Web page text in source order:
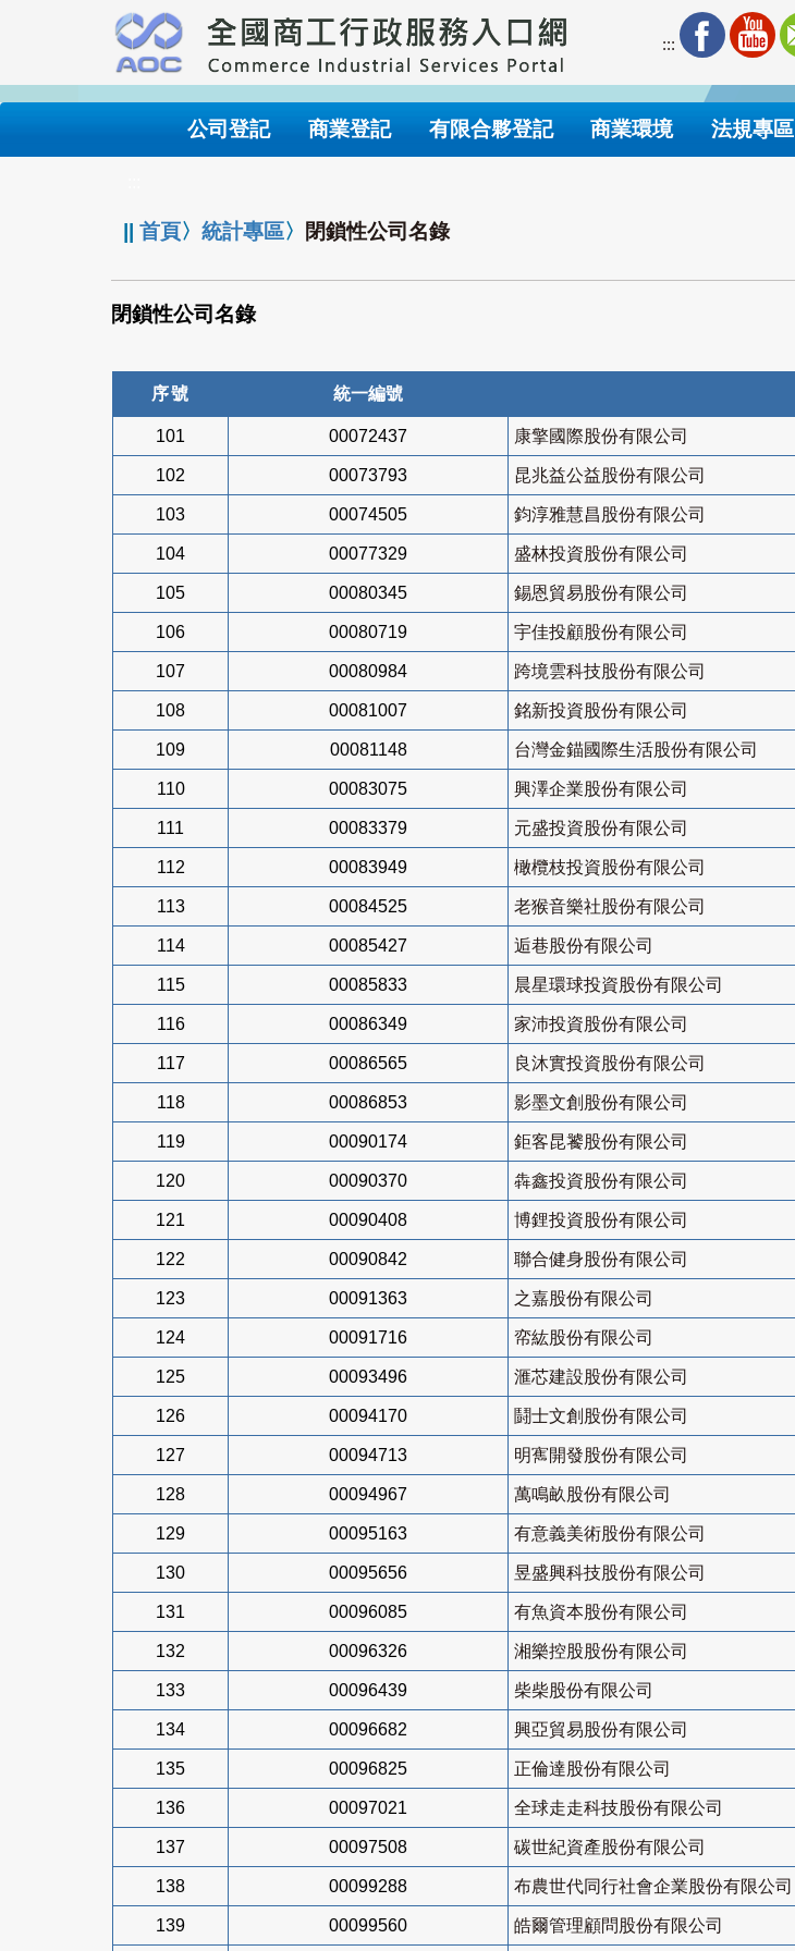
要
內
:::
公司登記 商業登記 有限合夥登記 商業環境 法規專區
||首頁〉統計專區〉 閉鎖性公司名錄
閉鎖性公司名錄
序號 統一編號
101 00072437 康擎國際股份有限公司
102 00073793 昆兆益公益股份有限公司
103 00074505 鈞淳雅慧昌股份有限公司
104 00077329 盛林投資股份有限公司
105 00080345 錫恩貿易股份有限公司
106 00080719 宇佳投顧股份有限公司
107 00080984 跨境雲科技股份有限公司
108 00081007 銘新投資股份有限公司
109 00081148 台灣金錨國際生活股份有限公司
110 00083075 興澤企業股份有限公司
111 00083379 元盛投資股份有限公司
112 00083949 橄欖枝投資股份有限公司
113 00084525 老猴音樂社股份有限公司
114 00085427 逅巷股份有限公司
115 00085833 晨星環球投資股份有限公司
116 00086349 家沛投資股份有限公司
117 00086565 良沐實投資股份有限公司
118 00086853 影墨文創股份有限公司
119 00090174 鉅客昆饕股份有限公司
120 00090370 犇鑫投資股份有限公司
121 00090408 博鋰投資股份有限公司
122 00090842 聯合健身股份有限公司
123 00091363 之嘉股份有限公司
124 00091716 帟紘股份有限公司
125 00093496 滙芯建設股份有限公司
126 00094170 鬪士文創股份有限公司
127 00094713 明寯開發股份有限公司
128 00094967 萬鳴畝股份有限公司
129 00095163 有意義美術股份有限公司
130 00095656 昱盛興科技股份有限公司
131 00096085 有魚資本股份有限公司
132 00096326 湘樂控股股份有限公司
133 00096439 柴柴股份有限公司
134 00096682 興亞貿易股份有限公司
135 00096825 正倫達股份有限公司
136 00097021 全球走走科技股份有限公司
137 00097508 碳世紀資產股份有限公司
138 00099288 布農世代同行社會企業股份有限公司
139 00099560 皓爾管理顧問股份有限公司